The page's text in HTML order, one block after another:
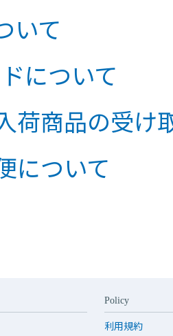
いて
について
荷商品の受け
について
Policy
利用規約